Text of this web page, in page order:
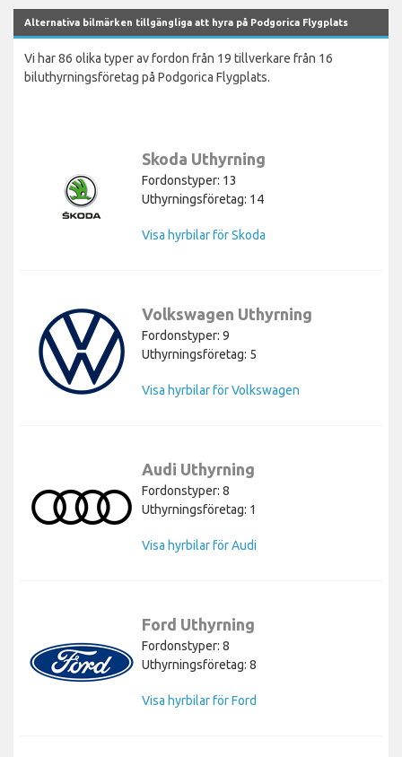
Alternativa bilmärken tillgängliga att hyra på Podgorica Flygplats
Vi har 86 olika typer av fordon från 19 tillverkare från 16
biluthyrningsföretag på Podgorica Flygplats.
Skoda Uthyrning
Fordonstyper: 13
Uthyrningsföretag: 14
Visa hyrbilar för Skoda
Volkswagen Uthyrning
Fordonstyper: 9
Uthyrningsföretag: 5
Visa hyrbilar för Volkswagen
Audi Uthyrning
Fordonstyper: 8
Uthyrningsföretag: 1
Visa hyrbilar för Audi
Ford Uthyrning
Fordonstyper: 8
Uthyrningsföretag: 8
Visa hyrbilar för Ford